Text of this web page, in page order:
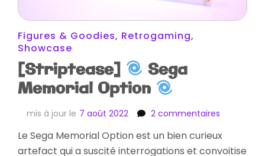
Figures & Goodies, Retrogaming,
Showcase
[Striptease]
Sega
Memorial Option
mis à jour le 7 août 2022 2 commentaires
Sega
Le Sega Memorial Option est un bien curieux
artefact qui a suscité interrogations et convoitise